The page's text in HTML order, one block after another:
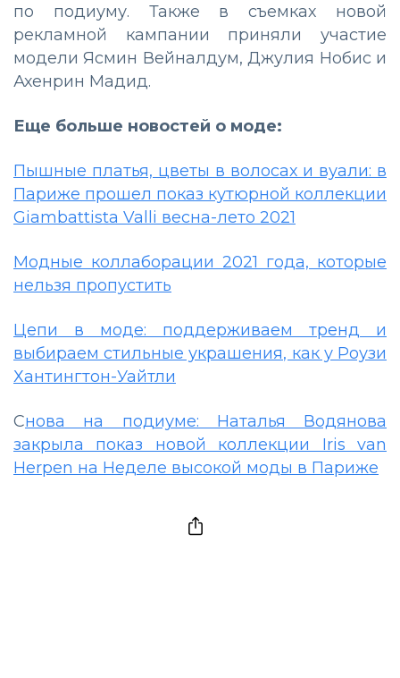
по подиуму. Также в съемках новой
рекламной кампании приняли участие
модели Ясмин Вейналдум, Джулия Нобис и
Ахенрин Мадид.
Еще больше новостей о моде:
Пышные платья, цветы в волосах и вуали: в
Париже прошел показ кутюрной коллекции
Giambattista Valli весна-лето 2021
Модные коллаборации 2021 года, которые
нельзя пропустить
Цепи в моде: поддерживаем тренд и
выбираем стильные украшения, как у Роузи
Хантингтон-Уайтли
Снова на подиуме: Наталья Водянова
закрыла показ новой коллекции Iris van
Herpen на Неделе высокой моды в Париже